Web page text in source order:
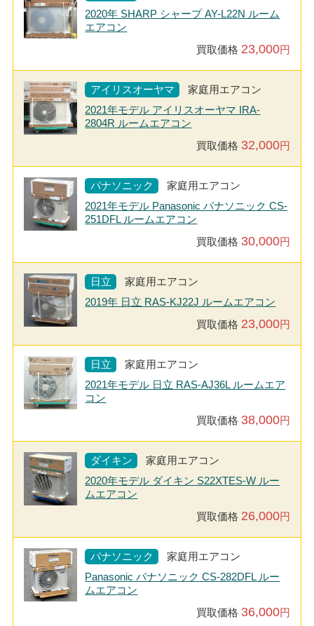
2020年 SHARP シャープ AY-L22N ルーム
エアコン
買取価格 23,000円
アイリスオーヤマ
家庭用エアコン
2021年モデル アイリスオーヤマ IRA-
2804R ルームエアコン
買取価格 32,000円
パナソニック
家庭用エアコン
2021年モデル Panasonic パナソニック CS-
251DFL ルームエアコン
買取価格 30,000円
日立
家庭用エアコン
2019年 日立 RAS-KJ22J ルームエアコン
買取価格 23,000円
日立
家庭用エアコン
2021年モデル 日立 RAS-AJ36L ルームエア
コン
買取価格 38,000円
ダイキン
家庭用エアコン
2020年モデル ダイキン S22XTES-W ルー
ムエアコン
買取価格 26,000円
パナソニック
家庭用エアコン
Panasonic パナソニック CS-282DFL ルー
ムエアコン
買取価格 36,000円